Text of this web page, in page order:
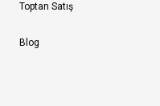
Toptan Satış
Blog